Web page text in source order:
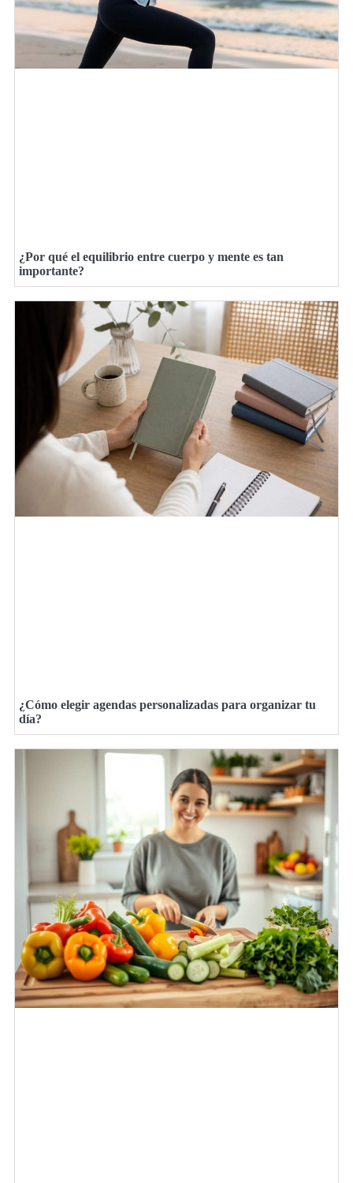
¿Por qué el equilibrio entre cuerpo y mente es tan
importante?
¿Cómo elegir agendas personalizadas para organizar tu
día?